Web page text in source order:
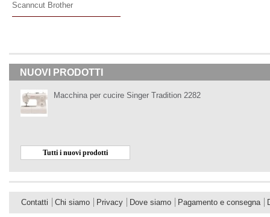
Scanncut Brother
NUOVI PRODOTTI
Macchina per cucire Singer Tradition 2282
Tutti i nuovi prodotti
Contatti Chi siamo Privacy Dove siamo Pagamento e consegna